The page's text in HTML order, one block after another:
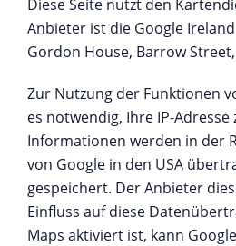
Diese Seite nutzt den
Anbieter ist die Google Ireland
Gordon House, Barrow
Zur Nutzung der Funktionen
es notwendig, Ihre IP-
Informationen werden in der
von Google in den USA
gespeichert. Der Anbieter
Einfluss auf diese
Maps aktiviert ist, kann